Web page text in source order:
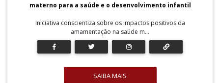
materno para a saúde e o desenvolvimento infantil
Iniciativa conscientiza sobre os impactos positivos da
amamentação na saúde m...
SAIBA MAIS